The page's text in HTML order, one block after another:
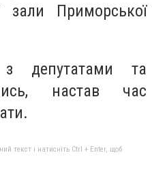
зали Приморської
депутатами та
настав час
текст і натисніть Ctrl + Enter, щоб